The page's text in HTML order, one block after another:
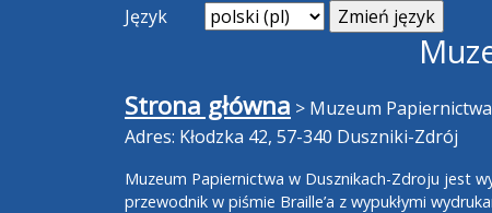
Język
Strona główna > Muzeum
Adres: Kłodzka 42, 57-340 Duszniki-Zdrój
Muzeum Papiernictwa w Dusznikach-Zdroju jest
przewodnik w piśmie Braille’a z wypukłymi